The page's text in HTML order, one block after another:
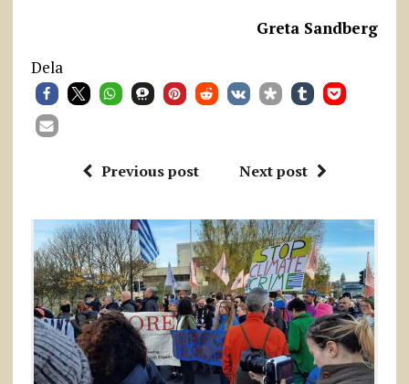
Greta Sandberg
Dela
Previous post Next post